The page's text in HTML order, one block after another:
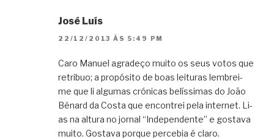
José Luís
22/12/2013 ÀS 5:49 PM
Caro Manuel agradeço muito os seus votos que
retribuo; a propósito de boas leituras lembrei-
me que li algumas crónicas belíssimas do João
Bénard da Costa que encontrei pela internet. Li-
as na altura no jornal “Independente” e gostava
muito. Gostava porque percebia é claro.